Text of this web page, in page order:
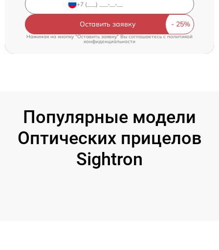
Оставить заявку
Нажимая на кнопку "Оставить заявку" Вы соглашаетесь c политикой
конфиденциальности
Популярные модели
Оптических прицелов
Sightron